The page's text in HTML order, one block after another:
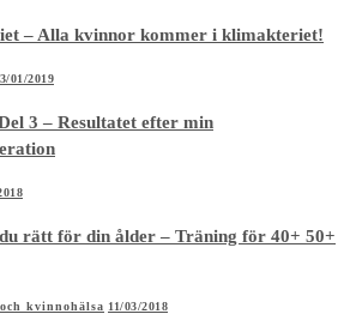
– Alla kvinnor kommer i klimakteriet!
01/2019
3 – Resultatet efter min
rätt för din ålder – Träning för 40+ 50+
kvinnohälsa 11/03/2018